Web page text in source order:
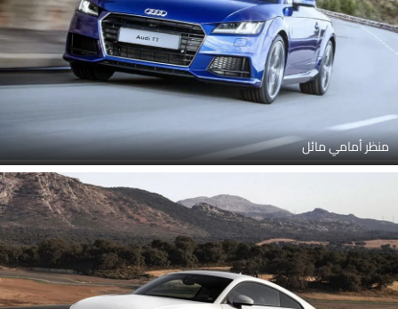
منظر أمامي مائل